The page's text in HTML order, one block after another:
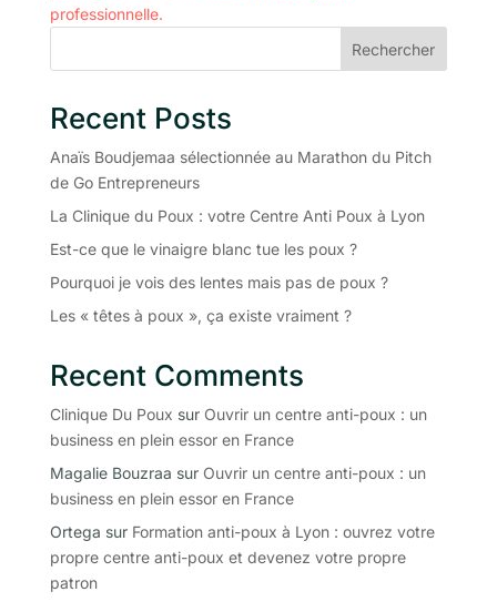
professionnelle.
Rechercher
Recent Posts
Anaïs Boudjemaa sélectionnée au Marathon du Pitch
de Go Entrepreneurs
La Clinique du Poux : votre Centre Anti Poux à Lyon
Est-ce que le vinaigre blanc tue les poux ?
Pourquoi je vois des lentes mais pas de poux ?
Les « têtes à poux », ça existe vraiment ?
Recent Comments
Clinique Du Poux sur Ouvrir un centre anti-poux : un
business en plein essor en France
Magalie Bouzraa sur Ouvrir un centre anti-poux : un
business en plein essor en France
Ortega sur Formation anti-poux à Lyon : ouvrez votre
propre centre anti-poux et devenez votre propre
patron